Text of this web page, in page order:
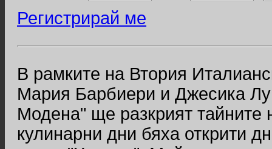
Регистрирай ме
В рамките на Втория
Мария Барбиери и Джесика
Модена" ще разкрият тайните
кулинарни дни бяха открити